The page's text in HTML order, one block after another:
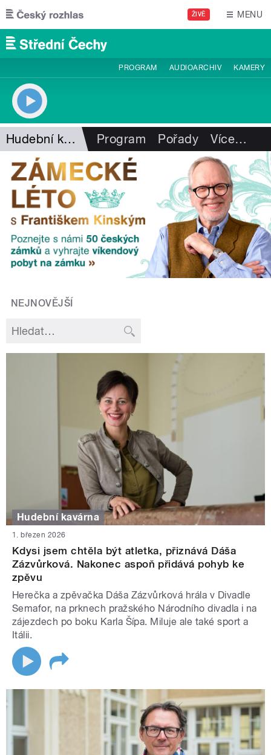
Přejít k hlavnímu obsahu
ŽIVĚ MENU
PROGRAM AUDIOARCHIV KAMERY
Hudební kavárna Pavla Vítka Program Pořady Více…
NEJNOVĚJŠÍ
Hudební kavárna
1. březen 2026
Kdysi jsem chtěla být atletka, přiznává Dáša
Zázvůrková. Nakonec aspoň přidává pohyb ke
zpěvu
Herečka a zpěvačka Dáša Zázvůrková hrála v Divadle
Semafor, na prknech pražského Národního divadla i na
zájezdech po boku Karla Šípa. Miluje ale také sport a
Itálii.